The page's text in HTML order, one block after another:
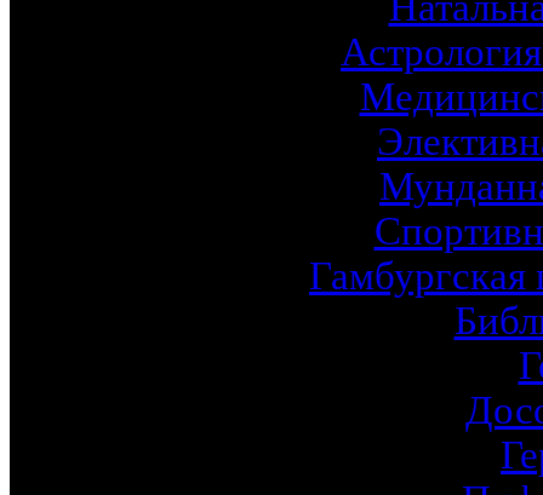
Гамбургская